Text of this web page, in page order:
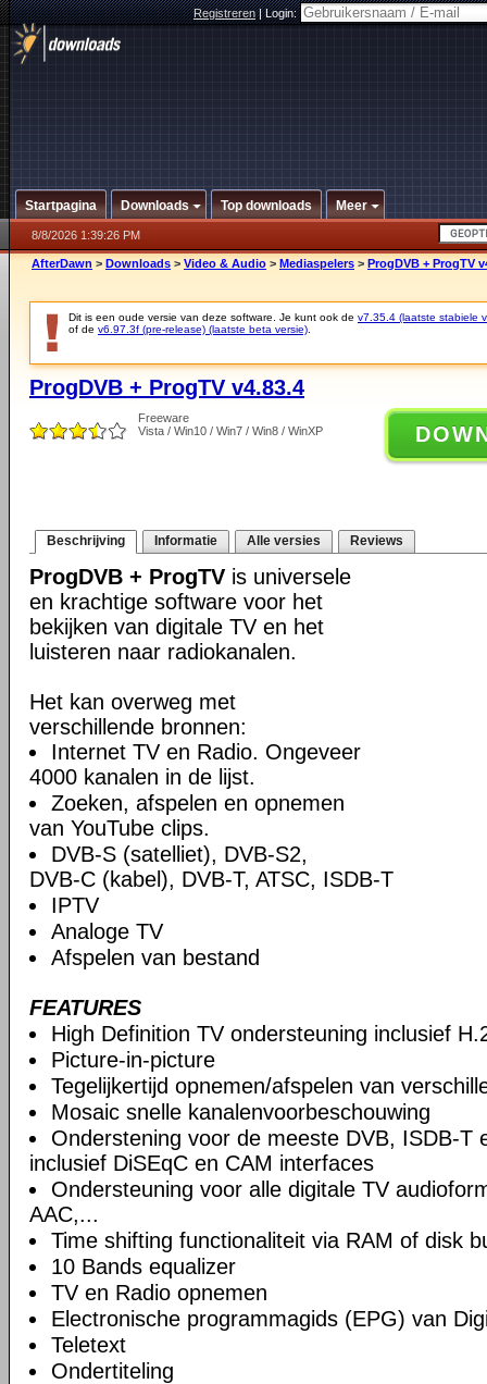
Registreren|Login:
Startpagina Downloads Top downloads Meer
8/8/2026 1:39:26 PM
AfterDawn > Downloads > Video & Audio > Mediaspelers > ProgDVB + ProgTV
Dit is een oude versie van deze software. Je kunt ook de v7.35.4 (laatste stabiele
of de v6.97.3f (pre-release) (laatste beta versie)
ProgDVB + ProgTV v4.83.4
Freeware
Vista / Win10 / Win7 / Win8 / WinXP
Beschrijving Informatie Alle versies Reviews
ProgDVB + ProgTV is universele
en krachtige software voor het
bekijken van digitale TV en het
luisteren naar radiokanalen.
Het kan overweg met
verschillende bronnen:
Internet TV en Radio. Ongeveer
4000 kanalen in de lijst.
Zoeken, afspelen en opnemen
van YouTube clips.
DVB-S (satelliet), DVB-S2,
DVB-C (kabel), DVB-T, ATSC, ISDB-T
IPTV
Analoge TV
Afspelen van bestand
FEATURES
High Definition TV ondersteuning inclusief
Picture-in-picture
Tegelijkertijd opnemen/afspelen van
Mosaic snelle kanalenvoorbeschouwing
Onderstening voor de meeste DVB, ISDB-T
inclusief DiSEqC en CAM interfaces
Ondersteuning voor alle digitale TV
AAC,...
Time shifting functionaliteit via RAM of disk
10 Bands equalizer
TV en Radio opnemen
Electronische programmagids (EPG) van
Teletext
Ondertiteling